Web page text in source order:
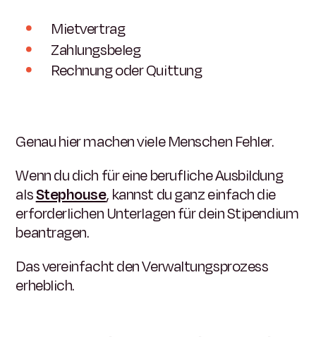
Mietvertrag
Zahlungsbeleg
Rechnung oder Quittung
Genau hier machen viele Menschen Fehler.
Wenn du dich für eine berufliche Ausbildung
alsStephouse, kannst du ganz einfach die
erforderlichen Unterlagen für dein Stipendium
beantragen.
Das vereinfacht den Verwaltungsprozess
erheblich.